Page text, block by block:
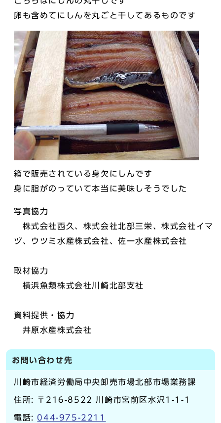
卵も含めてにしんを丸ごと干してあるものです
箱で販売されている身欠にしんです
身に脂がのっていて本当に美味しそうでした
写真協力
株式会社西久、株式会社北部三栄、株式会社イマ
ヅ、ウツミ水産株式会社、佐一水産株式会社
取材協力
横浜魚類株式会社川崎北部支社
資料提供・協力
井原水産株式会社
お問い合わせ先
川崎市経済労働局中央卸売市場北部市場業務課
住所: 〒216-8522 川崎市宮前区水沢1-1-1
電話: 044-975-2211